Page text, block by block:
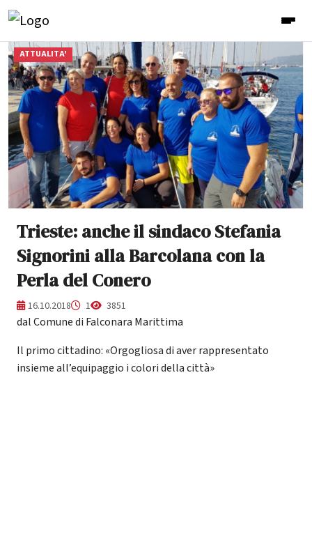
ATTUALITA'
Trieste: anche il sindaco Stefania
Signorini alla Barcolana con la
Perla del Conero
16.10.2018 1 3851
dal Comune di Falconara Marittima
Il primo cittadino: «Orgogliosa di aver rappresentato
insieme all’equipaggio i colori della città»